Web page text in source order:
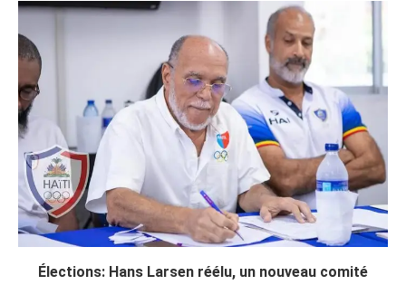
Élections: Hans Larsen réélu, un nouveau comité